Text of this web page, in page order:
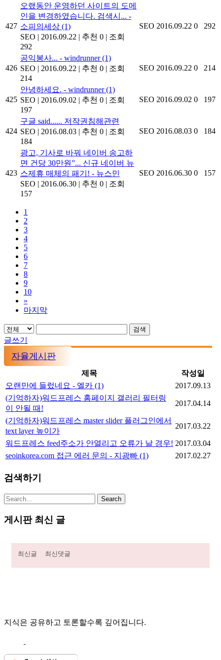
427
오랬동안 운영하던 사이트의 도메
인을 변경하였습니다. 검색시... -
소피의세상 (1)
SEO | 2016.09.22 | 추천 0 | 조회
292
SEO 2016.09.22 0 292
426
공익봉사... - windrunner(1)
SEO | 2016.09.22 | 추천 0 | 조회
214
SEO 2016.09.22 0 214
425
안녕하세요. - windrunner(1)
SEO | 2016.09.02 | 추천 0 | 조회
197
SEO 2016.09.02 0 197
424
구글 said...... 저작권침해관련
SEO | 2016.08.03 | 추천 0 | 조회
184
SEO 2016.08.03 0 184
423
광고, 기사로 바꿔 네이버 송고하
면 건당 30만원”... 신규 네이버 뉴
스제휴 매체의 패기! - 뉴스민
SEO | 2016.06.30 | 추천 0 | 조회
157
SEO 2016.06.30 0 157
1
2
3
4
5
6
7
8
9
10
»
마지막
검색
글쓰기
자율게시판
제목
작성일
오랜만에 들렀네요 - 엘카 (1)
2017.09.13
(기억하자)워드프레스 홈페이지 갤러리 필터링
이 안될 때!
2017.04.14
(기억하자)워드프레스 master slider 플러그인에서
text layer 높이가
2017.03.22
워드프레스 feed주소가 안열리고 오류가 날 경우! 2017.03.04
seoinkorea.com 접근 에러 문의 - 지광빠 (1) 2017.02.27
검색하기
게시판 최신 글
최신글 최신댓글
지식은 공유하고 토론할수록 깊어집니다.